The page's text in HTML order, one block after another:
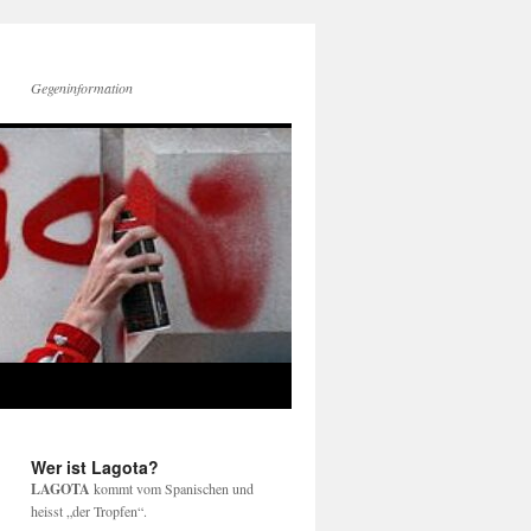
Gegeninformation
Wer ist Lagota?
LAGOTA kommt vom Spanischen und
heisst „der Tropfen“.